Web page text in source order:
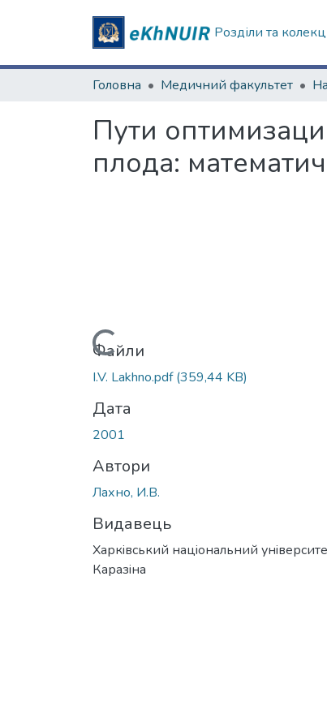
Розділи та
Головна Медичний факультет
Пути
плода:
Вантажиться...
Файли
I.V. Lakhno.pdf(359,44 KB)
Дата
2001
Автори
Лахно, И.В.
Видавець
Харкiвський нацiональний
Каразiна